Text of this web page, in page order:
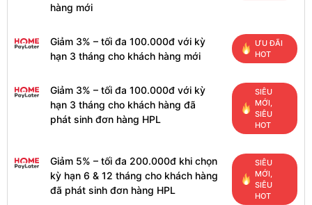
hàng mới
Giảm 3% – tối đa 100.000đ với kỳ
hạn 3 tháng cho khách hàng mới
ƯU ĐÃI
HOT
Giảm 3% – tối đa 100.000đ với kỳ
hạn 3 tháng cho khách hàng đã
phát sinh đơn hàng HPL
SIÊU
MỚI,
SIÊU
HOT
Giảm 5% – tối đa 200.000đ khi chọn
kỳ hạn 6 & 12 tháng cho khách hàng
đã phát sinh đơn hàng HPL
SIÊU
MỚI,
SIÊU
HOT